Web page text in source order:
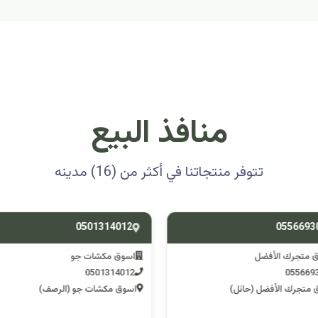
منافذ البيع
تتوفر منتجاتنا في أكثر من (16) مدينه
متجرك الأفضل
متجرك الأفضل (حائل)
0501314012
اسوق مكشات جو
0501314012
اسوق مكشات جو (الرصف)